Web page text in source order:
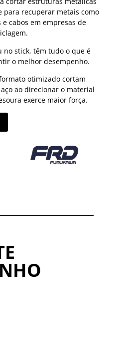
para recuperar metais como
cabos em empresas de
no stick, têm tudo o que é
o melhor desempenho.
otimizado cortam
ao direcionar o material
exerce maior força.